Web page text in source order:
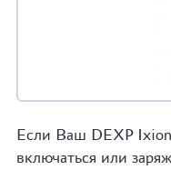
Если Ваш DEXP Ixion
включаться или